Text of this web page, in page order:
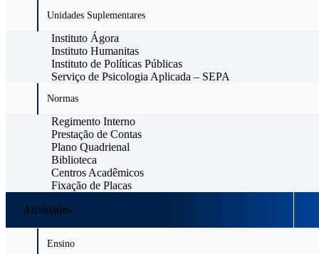
Unidades Suplementares
Instituto Ágora
Instituto Humanitas
Instituto de Políticas Públicas
Serviço de Psicologia Aplicada – SEPA
Normas
Regimento Interno
Prestação de Contas
Plano Quadrienal
Biblioteca
Centros Acadêmicos
Fixação de Placas
Atividades
Ensino